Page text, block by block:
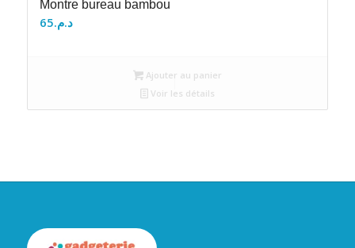
Montre bureau bambou
د.م.65
Ajouter au panier
Voir les détails